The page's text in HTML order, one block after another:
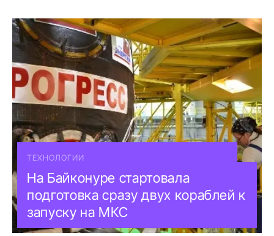
ТЕХНОЛОГИИ
На Байконуре стартовала
подготовка сразу двух кораблей к
запуску на МКС